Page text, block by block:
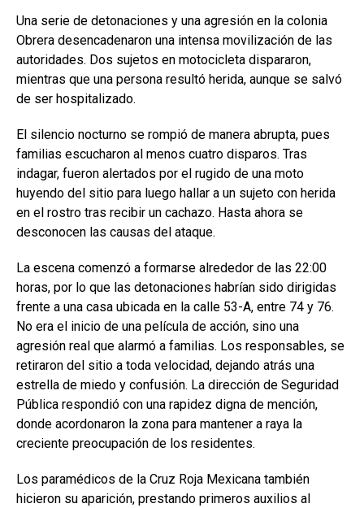
Una serie de detonaciones y una agresión en la colonia
Obrera desencadenaron una intensa movilización de las
autoridades. Dos sujetos en motocicleta dispararon,
mientras que una persona resultó herida, aunque se salvó
de ser hospitalizado.
El silencio nocturno se rompió de manera abrupta, pues
familias escucharon al menos cuatro disparos. Tras
indagar, fueron alertados por el rugido de una moto
huyendo del sitio para luego hallar a un sujeto con herida
en el rostro tras recibir un cachazo. Hasta ahora se
desconocen las causas del ataque.
La escena comenzó a formarse alrededor de las 22:00
horas, por lo que las detonaciones habrían sido dirigidas
frente a una casa ubicada en la calle 53-A, entre 74 y 76.
No era el inicio de una película de acción, sino una
agresión real que alarmó a familias. Los responsables, se
retiraron del sitio a toda velocidad, dejando atrás una
estrella de miedo y confusión. La dirección de Seguridad
Pública respondió con una rapidez digna de mención,
donde acordonaron la zona para mantener a raya la
creciente preocupación de los residentes.
Los paramédicos de la Cruz Roja Mexicana también
hicieron su aparición, prestando primeros auxilios al